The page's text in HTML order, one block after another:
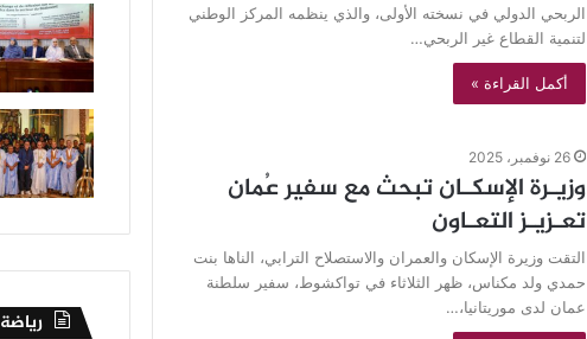
الربحي الدولي في نسخته الأولى، والذي ينظمه المركز الوطني
لتنمية القطاع غير الربحي…
أكمل القراءة »
26 نوفمبر، 2025
وزيـرة الإسكـان تبحث مع سفير عُمان
تعـزيـز التعـاون
التقت وزيرة الإسكان والعمران والاستصلاح الترابي، الناها بنت
حمدي ولد مكناس، ظهر الثلاثاء في تواكشوط، سفير سلطنة
عمان لدى موريتانيا،…
رياضة